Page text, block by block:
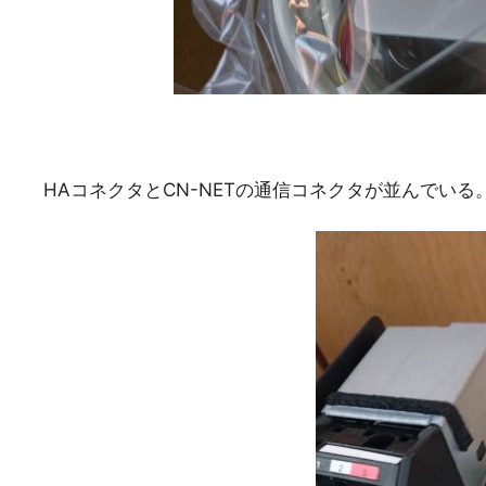
HAコネクタとCN-NETの通信コネクタが並んでいる